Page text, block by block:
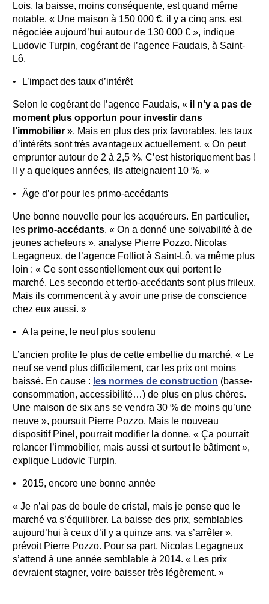
Lois, la baisse, moins conséquente, est quand même
notable. « Une maison à 150 000 €, il y a cinq ans, est
négociée aujourd’hui autour de 130 000 € », indique
Ludovic Turpin, cogérant de l’agence Faudais, à Saint-
Lô.
L’impact des taux d’intérêt
Selon le cogérant de l’agence Faudais, « il n’y a pas de
moment plus opportun pour investir dans
l’immobilier ». Mais en plus des prix favorables, les taux
d’intérêts sont très avantageux actuellement. « On peut
emprunter autour de 2 à 2,5 %. C’est historiquement bas !
Il y a quelques années, ils atteignaient 10 %. »
Âge d’or pour les primo-accédants
Une bonne nouvelle pour les acquéreurs. En particulier,
les primo-accédants. « On a donné une solvabilité à de
jeunes acheteurs », analyse Pierre Pozzo. Nicolas
Legagneux, de l’agence Folliot à Saint-Lô, va même plus
loin : « Ce sont essentiellement eux qui portent le
marché. Les secondo et tertio-accédants sont plus frileux.
Mais ils commencent à y avoir une prise de conscience
chez eux aussi. »
A la peine, le neuf plus soutenu
L’ancien profite le plus de cette embellie du marché. « Le
neuf se vend plus difficilement, car les prix ont moins
baissé. En cause : les normes de construction (basse-
consommation, accessibilité…) de plus en plus chères.
Une maison de six ans se vendra 30 % de moins qu’une
neuve », poursuit Pierre Pozzo. Mais le nouveau
dispositif Pinel, pourrait modifier la donne. « Ça pourrait
relancer l’immobilier, mais aussi et surtout le bâtiment »,
explique Ludovic Turpin.
2015, encore une bonne année
« Je n’ai pas de boule de cristal, mais je pense que le
marché va s’équilibrer. La baisse des prix, semblables
aujourd’hui à ceux d’il y a quinze ans, va s’arrêter »,
prévoit Pierre Pozzo. Pour sa part, Nicolas Legagneux
s’attend à une année semblable à 2014. « Les prix
devraient stagner, voire baisser très légèrement. »